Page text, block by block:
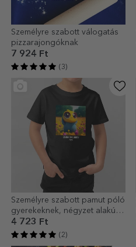
Személyre szabott válogatás
pizzarajongóknak
7 924 Ft
(3)
Személyre szabott pamut póló
gyerekeknek, négyzet alakú
fotóval és szöveggel
4 723 Ft
(2)